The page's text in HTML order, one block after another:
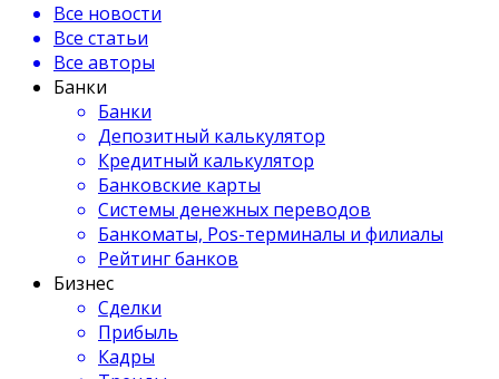
Все новости
Все статьи
Все авторы
Банки
Банки
Депозитный калькулятор
Кредитный калькулятор
Банковские карты
Системы денежных переводов
Банкоматы, Pos-терминалы и филиалы
Рейтинг банков
Бизнес
Сделки
Прибыль
Кадры